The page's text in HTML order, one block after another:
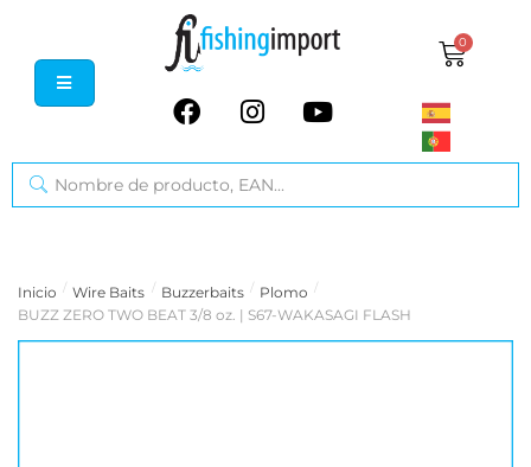
0
Inicio / Wire Baits / Buzzerbaits / Plomo /
BUZZ ZERO TWO BEAT 3/8 oz. | S67-WAKASAGI FLASH